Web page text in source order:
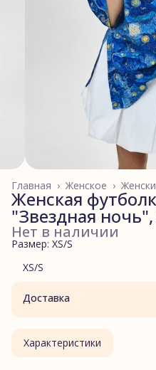
Женское ›
Главная ›
Женская
"Звездная ночь",
Нет в наличии
Размер: XS/S
XS/S
Доставка
Характеристики